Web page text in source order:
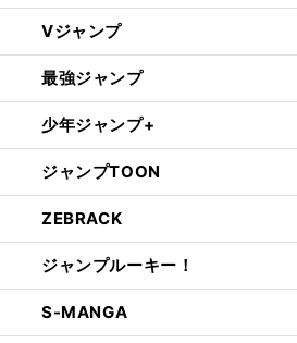
Vジャンプ
最強ジャンプ
少年ジャンプ+
ジャンプTOON
ZEBRACK
ジャンプルーキー！
S-MANGA